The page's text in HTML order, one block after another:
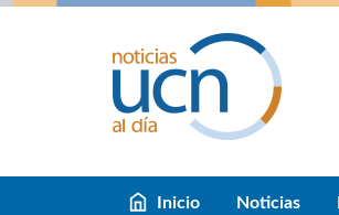
Inicio Noticias